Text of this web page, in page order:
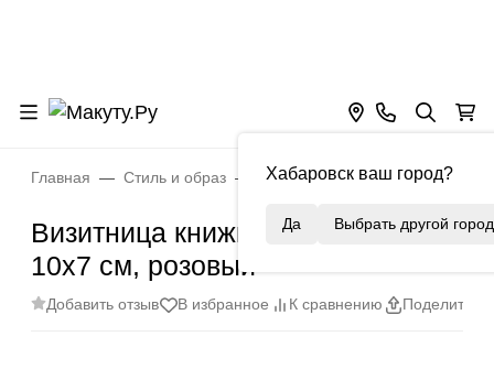
Хабаровск ваш город?
Да Выбрать другой город
Главная Стиль и образ Визитницы и кардхолдеры
Визитница книжка на 24 карты,
10x7 см, розовый
Добавить отзыв В избранное К сравнению Поделиться